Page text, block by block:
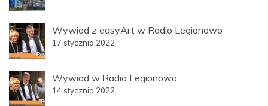
Wywiad z easyArt w Radio Legionowo
17 stycznia 2022
Wywiad w Radio Legionowo
14 stycznia 2022